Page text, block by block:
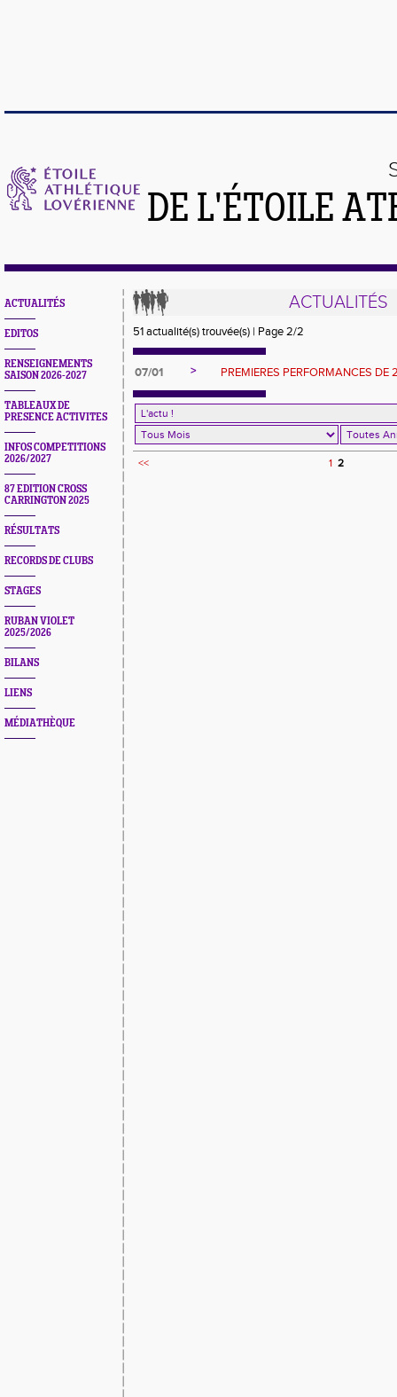
DE L'ÉTOILE
ACTUALITÉS
EDITOS
RENSEIGNEMENTS
SAISON 2026-2027
TABLEAUX DE
PRESENCE ACTIVITES
INFOS COMPETITIONS
2026/2027
87 EDITION CROSS
CARRINGTON 2025
RÉSULTATS
RECORDS DE CLUBS
STAGES
RUBAN VIOLET
2025/2026
BILANS
LIENS
MÉDIATHÈQUE
ACTUALITÉS
51 actualité(s) trouvée(s) | Page 2/2
07/01 > PREMIERES PERFORMANCES DE
<< 1 2